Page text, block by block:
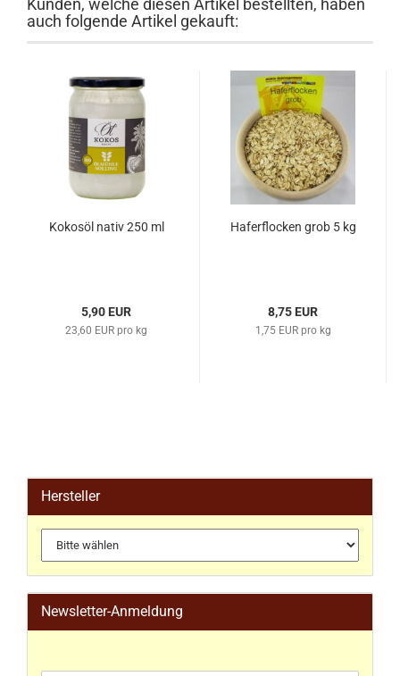
Kunden, welche diesen Artikel bestellten, haben
auch folgende Artikel gekauft:
Kokosöl nativ 250 ml
5,90 EUR
23,60 EUR pro kg
Haferflocken grob 5 kg
8,75 EUR
1,75 EUR pro kg
Hersteller
Newsletter-Anmeldung